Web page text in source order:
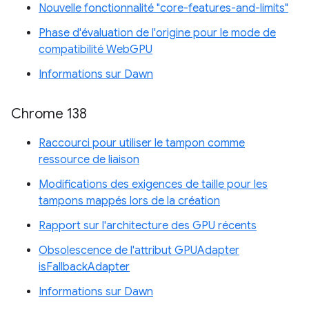
Nouvelle fonctionnalité "core-features-and-limits"
Phase d'évaluation de l'origine pour le mode de
compatibilité WebGPU
Informations sur Dawn
Chrome 138
Raccourci pour utiliser le tampon comme
ressource de liaison
Modifications des exigences de taille pour les
tampons mappés lors de la création
Rapport sur l'architecture des GPU récents
Obsolescence de l'attribut GPUAdapter
isFallbackAdapter
Informations sur Dawn